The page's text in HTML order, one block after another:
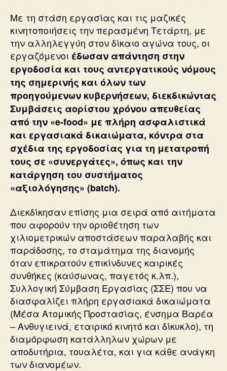
Με τη στάση εργασίας και τις μαζικές
κινητοποιήσεις την περασμένη Τετάρτη, με
την αλληλεγγύη στον δίκαιο αγώνα τους, οι
εργαζόμενοι έδωσαν απάντηση στην
εργοδοσία και τους αντεργατικούς νόμους
της σημερινής και όλων των
προηγούμενων κυβερνήσεων, διεκδικώντας
Συμβάσεις αορίστου χρόνου απευθείας
από την «e-food» με πλήρη ασφαλιστικά
και εργασιακά δικαιώματα, κόντρα στα
σχέδια της εργοδοσίας για τη μετατροπή
τους σε «συνεργάτες», όπως και την
κατάργηση του συστήματος
«αξιολόγησης» (batch).
Διεκδίκησαν επίσης μια σειρά από αιτήματα
που αφορούν την οριοθέτηση των
χιλιομετρικών αποστάσεων παραλαβής και
παράδοσης, το σταμάτημα της διανομής
όταν επικρατούν επικίνδυνες καιρικές
συνθήκες (καύσωνας, παγετός κ.λπ.),
Συλλογική Σύμβαση Εργασίας (ΣΣΕ) που να
διασφαλίζει πλήρη εργασιακά δικαιώματα
(Μέσα Ατομικής Προστασίας, ένσημα Βαρέα
– Ανθυγιεινά, εταιρικό κινητό και δίκυκλο), τη
διαμόρφωση κατάλληλων χώρων με
αποδυτήρια, τουαλέτα, και για κάθε ανάγκη
των διανομέων.